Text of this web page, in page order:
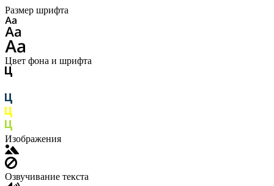
Размер шрифта
Цвет фона и шрифта
Изображения
Озвучивание текста